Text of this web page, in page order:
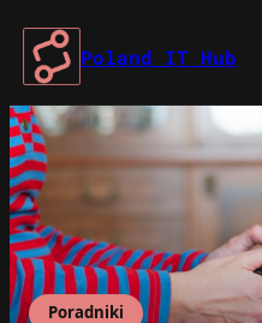
Przejdź
treści
Poland IT Hub
Poradniki